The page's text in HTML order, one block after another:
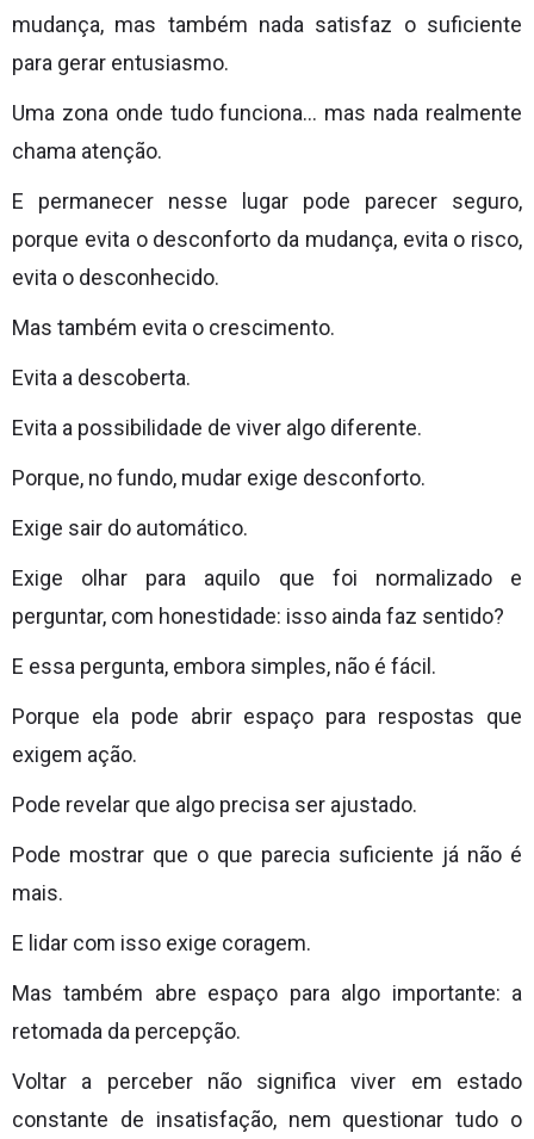
mudança, mas também nada satisfaz o suficiente
para gerar entusiasmo.
Uma zona onde tudo funciona… mas nada realmente
chama atenção.
E permanecer nesse lugar pode parecer seguro,
porque evita o desconforto da mudança, evita o risco,
evita o desconhecido.
Mas também evita o crescimento.
Evita a descoberta.
Evita a possibilidade de viver algo diferente.
Porque, no fundo, mudar exige desconforto.
Exige sair do automático.
Exige olhar para aquilo que foi normalizado e
perguntar, com honestidade: isso ainda faz sentido?
E essa pergunta, embora simples, não é fácil.
Porque ela pode abrir espaço para respostas que
exigem ação.
Pode revelar que algo precisa ser ajustado.
Pode mostrar que o que parecia suficiente já não é
mais.
E lidar com isso exige coragem.
Mas também abre espaço para algo importante: a
retomada da percepção.
Voltar a perceber não significa viver em estado
constante de insatisfação, nem questionar tudo o